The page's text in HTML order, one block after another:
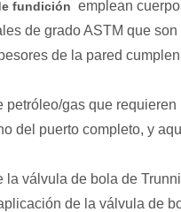
fundición emplean
de grado ASTM que
de la pared
gas que
del puerto completo, y
válvula de bola de
de la válvula de